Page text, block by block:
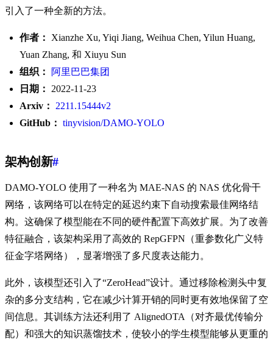
引入了一种全新的方法。
作者：
Xianzhe Xu, Yiqi Jiang, Weihua Chen, Yilun Huang,
Yuan Zhang, 和 Xiuyu Sun
组织：
阿里巴巴集团
日期：
2022-11-23
Arxiv：
2211.15444v2
GitHub： tinyvision/DAMO-YOLO
架构创新#
DAMO-YOLO 使用了一种名为 MAE-NAS 的 NAS 优化骨干
网络，该网络可以在特定的延迟约束下自动搜索最佳网络结
构。这确保了模型能在不同的硬件配置下高效扩展。为了改善
特征融合，该架构采用了高效的 RepGFPN（重参数化广义特
征金字塔网络），显著增强了多尺度表达能力。
此外，该模型还引入了“ZeroHead”设计。通过移除检测头中复
杂的多分支结构，它在减少计算开销的同时更有效地保留了空
间信息。其训练方法还利用了 AlignedOTA（对齐最优传输分
配）和强大的知识蒸馏技术，使较小的学生模型能够从更重的